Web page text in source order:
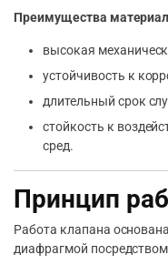
Преимущества
высокая
устойчивость к
длительный срок
стойкость к
сред.
Принцип
Работа клапана
диафрагмой